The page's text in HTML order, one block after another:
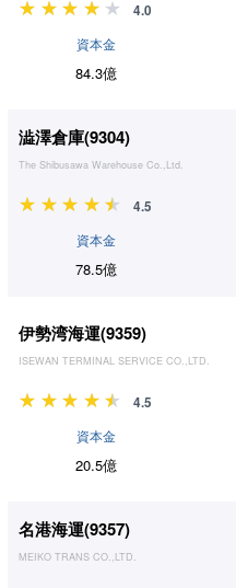
4.0
資本金
84.3億
澁澤倉庫(9304)
The Shibusawa Warehouse Co.,Ltd.
4.5
資本金
78.5億
伊勢湾海運(9359)
ISEWAN TERMINAL SERVICE CO.,LTD.
4.5
資本金
20.5億
名港海運(9357)
MEIKO TRANS CO.,LTD.